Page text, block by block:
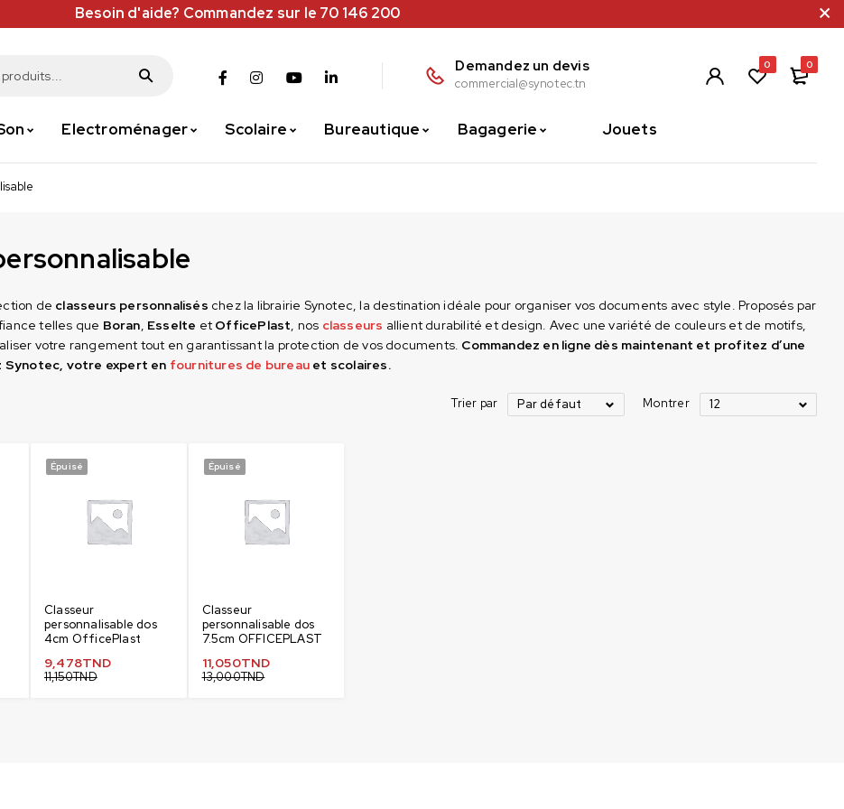
Besoin d'aide? Commandez sur le 70 146 200
Demandez un devis
commercial@synotec.tn
0 0
Electroménager Scolaire Bureautique Bagagerie Jouets
de classeurs personnalisés chez la librairie Synotec, la destination idéale pour organiser vos documents avec style. Proposés par
telles que Boran, Esselte et OfficePlast, nos classeurs allient durabilité et design. Avec une variété de couleurs et de motifs,
votre rangement tout en garantissant la protection de vos documents. Commandez en ligne dès maintenant et profitez d’une
Synotec, votre expert en fournitures de bureauet scolaires.
Trier par Par défaut Montrer 12
Épuisé
Classeur
personnalisable dos
4cm OfficePlast
11,150TND
9,478TND
Épuisé
Classeur
personnalisable dos
7.5cm OFFICEPLAST
13,000TND
11,050TND